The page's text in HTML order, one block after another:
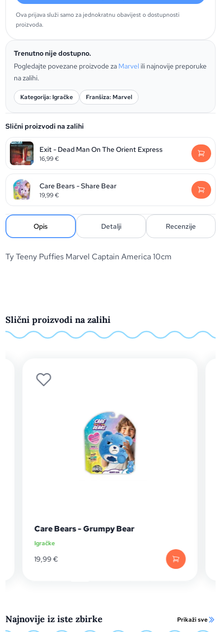
Ova prijava služi samo za jednokratnu obavijest o dostupnosti
proizvoda.
Trenutno nije dostupno.
Pogledajte povezane proizvode za Marvel ili najnovije preporuke
na zalihi.
Kategorija: Igračke Franšiza: Marvel
Slični proizvodi na zalihi
Exit - Dead Man On The Orient Express
16,99€
Care Bears - Share Bear
19,99€
Opis Detalji Recenzije
Ty Teeny Puffies Marvel Captain America 10cm
Slični proizvodi na zalihi
Care Bears - Grumpy Bear
Igračke
19,99€
Najnovije iz iste zbirke Prikaži sve